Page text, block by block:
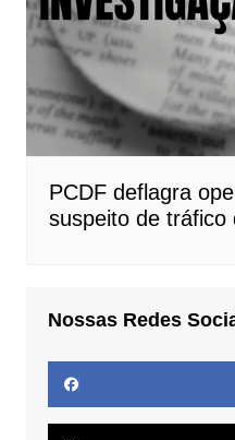
PCDF deflagra
suspeito de tráfico
Nossas Redes